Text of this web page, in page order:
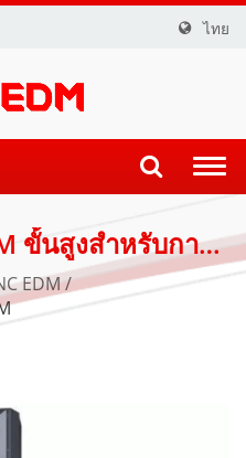
ไทย
ขั้นสูงสำหรับการ
ม่นยำ
EDM /